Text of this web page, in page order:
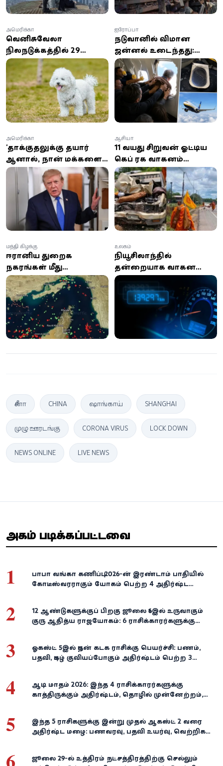
வெனிசுவேலா
நிலநடுக்கத்தில் 29
நாட்கள் இடிபாடுகளில்
அதிசயமாக மீட்கப்பட்ட
நாய்!
அமெரிக்கா
நடுவானில் விமான
ஜன்னல் உடைந்தது:
காற்றால் வெளியே
இழுத்த பயணி -
நூலிழையில் உயிர்
தப்பினார்!
ஐரோப்பா
'தாக்குதலுக்கு தயார்
ஆனால், நான் மக்களைக்
கொல்ல விரும்பவில்லை'
– ஈரானுடன்
பேச்சுவார்த்தைக்கு
திரும்பிய டிரம்ப்!
அமெரிக்கா
11 வயது சிறுவன் ஓட்டிய
கெப் ரக வாகனம்
பௌத்தத் துறவிகள்
ஊர்வலத்தில் புகுந்து
விபத்து; 8 துறவிகள்
உயிரிழப்பு!
ஆசியா
ஈரானிய துறைமுக
நகரங்கள் மீது
அமெரிக்கா குண்டுவீச்சு;
ஹார்முஸ் நீரிணையை
மீண்டும் மூடியது ஈரான்!
மத்திய கிழக்கு
நியூசிலாந்தில்
முதன்முறையாக வாகன
ஓடோமீட்டர் மோசடி:
இலங்கையரால்
நடத்தப்படும்
நிறுவனத்துக்கு
தண்டனை
உலகம்
சீனா CHINA ஷாங்காய் SHANGHAI
முழு ஊரடங்கு CORONA VIRUS LOCK DOWN
NEWS ONLINE LIVE NEWS
அதிகம் படிக்கப்பட்டவை
1
பாபா வங்கா கணிப்பு: 2026-ன் இரண்டாம் பாதியில்
கோடீஸ்வரராகும் யோகம் பெற்ற 4 அதிர்ஷ்ட
2
12 ஆண்டுகளுக்குப் பிறகு ஜூலை 16இல் உருவாகும்
குரு ஆதித்ய ராஜயோகம்: 6 ராசிக்காரர்களுக்கு
3
ஓகஸ்ட் 5இல் புதன் கடக ராசிக்கு பெயர்ச்சி: பணம்,
பதவி, புகழ் குவியப்போகும் அதிர்ஷ்டம் பெற்ற 3
4
ஆடி மாதம் 2026: இந்த 4 ராசிக்காரர்களுக்கு
காத்திருக்கும் அதிர்ஷ்டம், தொழில் முன்னேற்றம்,
5
இந்த 5 ராசிகளுக்கு இன்று முதல் ஆகஸ்ட் 2 வரை
அதிர்ஷ்ட மழை: பணவரவு, பதவி உயர்வு, வெற்றிகள்
ஜூலை 29-ல் உத்திரம் நட்சத்திரத்திற்கு செல்லும்